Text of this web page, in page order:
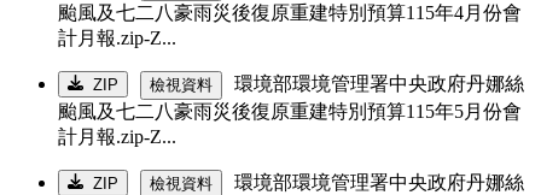
颱風及七二八豪雨災後復原重建特別預算115年4月份會
計月報.zip-Z...
ZIP 檢視資料
環境部環境管理署中央政府丹娜絲
颱風及七二八豪雨災後復原重建特別預算115年5月份會
計月報.zip-Z...
ZIP 檢視資料
環境部環境管理署中央政府丹娜絲